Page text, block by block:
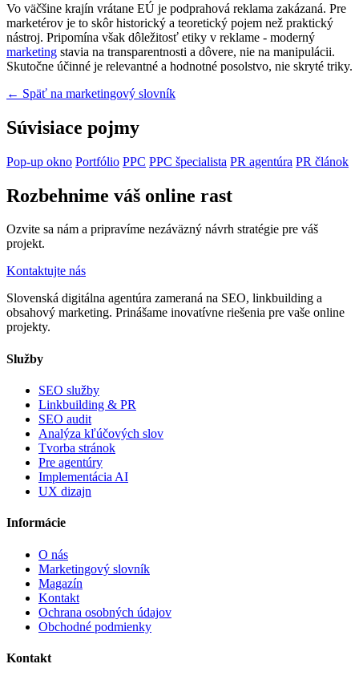
Vo väčšine krajín vrátane EÚ je podprahová reklama zakázaná. Pre
marketérov je to skôr historický a teoretický pojem než praktický
nástroj. Pripomína však dôležitosť etiky v reklame - moderný
marketing stavia na transparentnosti a dôvere, nie na manipulácii.
Skutočne účinné je relevantné a hodnotné posolstvo, nie skryté triky.
← Späť na marketingový slovník
Súvisiace pojmy
Pop-up okno Portfólio PPC PPC špecialista PR agentúra PR článok
Rozbehnime váš online rast
Ozvite sa nám a pripravíme nezáväzný návrh stratégie pre váš
projekt.
Kontaktujte nás
Slovenská digitálna agentúra zameraná na SEO, linkbuilding a
obsahový marketing. Prinášame inovatívne riešenia pre vaše online
projekty.
Služby
SEO služby
Linkbuilding & PR
SEO audit
Analýza kľúčových slov
Tvorba stránok
Pre agentúry
Implementácia AI
UX dizajn
Informácie
O nás
Marketingový slovník
Magazín
Kontakt
Ochrana osobných údajov
Obchodné podmienky
Kontakt